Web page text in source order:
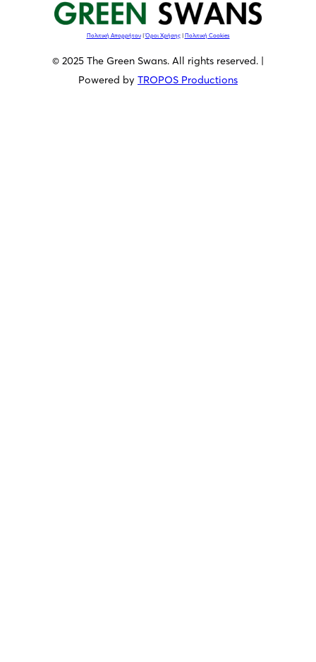
Πολιτική Απορρήτου|Όροι Χρήσης| Πολιτική Cookies
© 2025 The Green Swans. All rights reserved. |
Powered by TROPOS Productions